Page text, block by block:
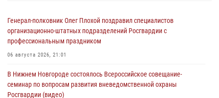
Генерал-полковник Олег Плохой поздравил специалистов
организационно-штатных подразделений Росгвардии с
профессиональным праздником
06 августа 2026, 21:01
В Нижнем Новгороде состоялось Всероссийское совещание-
семинар по вопросам развития вневедомственной охраны
Росгвардии (видео)